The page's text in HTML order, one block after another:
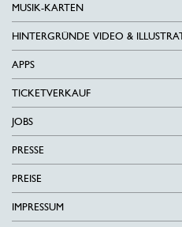
MUSIK-KARTEN
HINTERGRÜNDE VIDEO &
APPS
TICKETVERKAUF
JOBS
PRESSE
PREISE
IMPRESSUM